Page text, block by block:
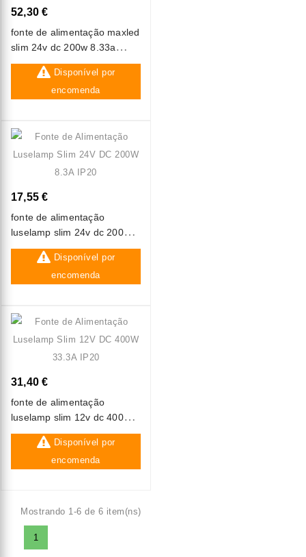
52,30 €
fonte de alimentação maxled
slim 24v dc 200w 8.33a
dimável ip20
Disponível por
encomenda
17,55 €
fonte de alimentação
luselamp slim 24v dc 200w
8.3a ip20
Disponível por
encomenda
31,40 €
fonte de alimentação
luselamp slim 12v dc 400w
33.3a ip20
Disponível por
encomenda
Mostrando 1-6 de 6 item(ns)
1